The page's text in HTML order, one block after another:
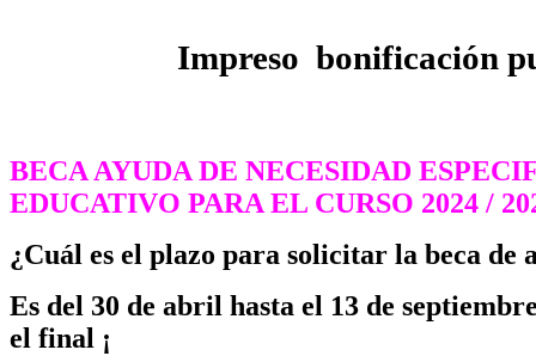
Impreso bonificación
BECA AYUDA DE NECESIDAD
EDUCATIVO PARA EL CURSO 2024 /
¿Cuál es el plazo para solicitar la beca de
Es del 30 de abril hasta el 13 de
el final ¡